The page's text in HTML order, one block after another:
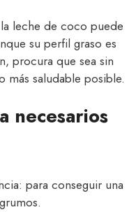
leche de coco puede
su perfil graso es
procura que sea sin
más saludable posible.
necesarios
para conseguir una